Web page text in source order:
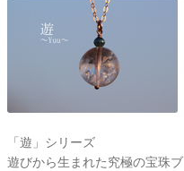
「遊」シリーズ
遊びから生まれた究極の宝珠ブ